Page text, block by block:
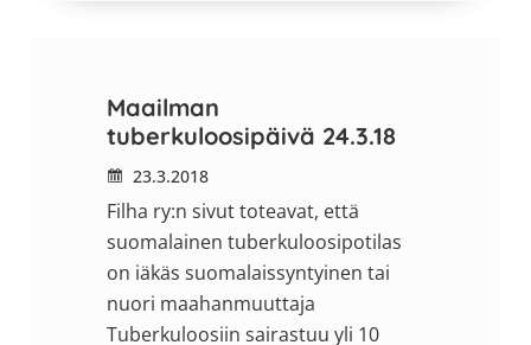
Maailman
tuberkuloosipäivä 24.3.18
23.3.2018
Filha ry:n sivut toteavat, että
suomalainen tuberkuloosipotilas
on iäkäs suomalaissyntyinen tai
nuori maahanmuuttaja
Tuberkuloosiin sairastuu yli 10